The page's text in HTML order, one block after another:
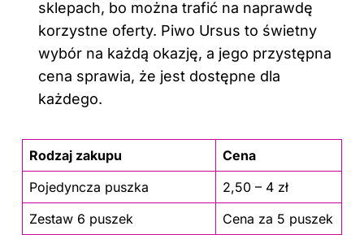
sklepach, bo można trafić na naprawdę
korzystne oferty. Piwo Ursus to świetny
wybór na każdą okazję, a jego przystępna
cena sprawia, że jest dostępne dla
każdego.
Rodzaj zakupu
Cena
Pojedyncza puszka
2,50 – 4 zł
Zestaw 6 puszek
Cena za 5 puszek